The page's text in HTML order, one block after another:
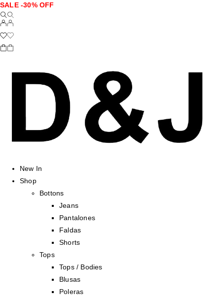
SALE -30% OFF
New In
Shop
Bottons
Jeans
Pantalones
Faldas
Shorts
Tops
Tops / Bodies
Blusas
Poleras